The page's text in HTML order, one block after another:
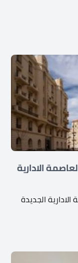
الادارية
الجديدة